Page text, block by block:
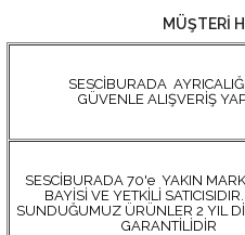
MÜŞTERİ
SESCİBURADA
GÜVENLE ALIŞVERİŞ
SESCİBURADA 70'e YAKIN
BAYİSİ VE YETKİLİ
SUNDUĞUMUZ ÜRÜNLER 2 YIL
GARANTİLİDİR